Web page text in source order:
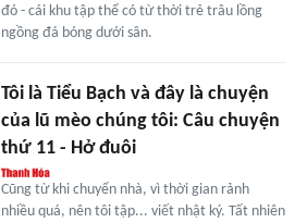
đó - cái khu tập thể có từ thời trẻ trâu lồng
ngồng đá bóng dưới sân.
Tôi là Tiểu Bạch và đây là chuyện
của lũ mèo chúng tôi: Câu chuyện
thứ 11 - Hở đuôi
Cũng từ khi chuyển nhà, vì thời gian rảnh
nhiều quá, nên tôi tập... viết nhật ký. Tất nhiên